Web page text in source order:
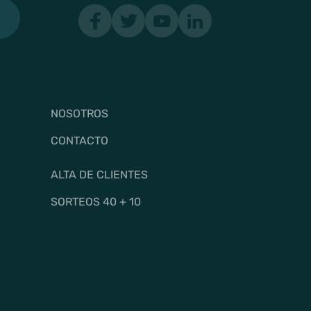
NOSOTROS
CONTACTO
ALTA DE CLIENTES
SORTEOS 40 + 10